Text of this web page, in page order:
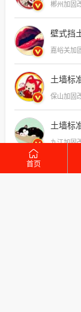
郴州加固
嘉峪关加
保山加固
九江加固
首页